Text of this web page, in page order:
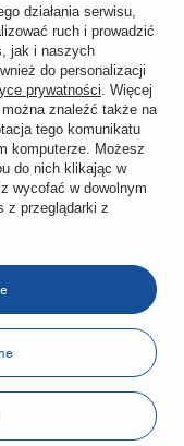
działania serwisu,
ruch i prowadzić
jak i naszych
do personalizacji
prywatności. Więcej
znaleźć także na
tego komunikatu
komputerze. Możesz
do nich klikając w
wycofać w dowolnym
z przeglądarki z